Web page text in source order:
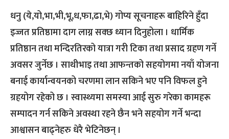
धनु (ये,यो,भा,भी,भू,ध,फा,ढा,भे) गोप्य सूचनाहरू बाहिरिने हुँदा
इज्जत प्रतिष्ठामा दाग लाग्न सक्छ ध्यान दिनुहोला । धार्मिक
प्रतिष्ठान तथा मन्दिरतिरको यात्रा गरी टिका तथा प्रसाद ग्रहण गर्ने
अवसर जुर्नेछ । साथीभाइ तथा आफन्तको सहयोगमा नयाँ योजना
बनाई कार्यान्वयनको चरणमा लान सकिने भए पनि विफल हुने
ग्रहयोग रहेको छ । स्वास्थ्यमा समस्या आई सुरु गरेका कामहरू
सम्पादन गर्न सकिने अवस्था रहने छैन भने सहयोग गर्ने भन्दा
आश्वासन बाढ्नेहरु धेरै भेटिनेछन् ।